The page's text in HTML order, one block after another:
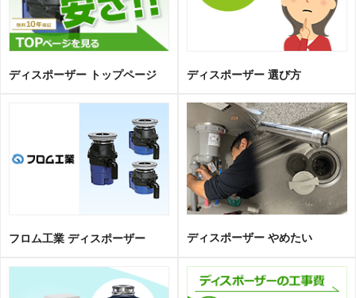
ディスポーザー トップページ ディスポーザー 選び方
フロム工業 ディスポーザー ディスポーザー やめたい